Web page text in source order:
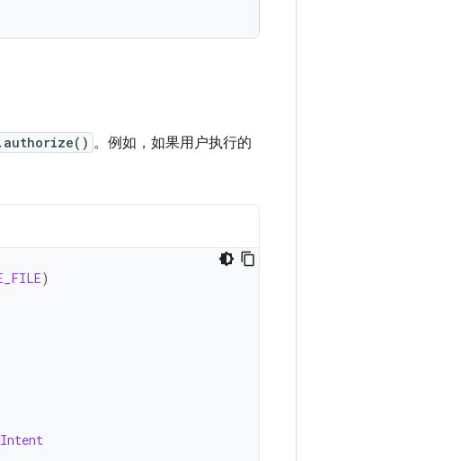
。例如，如果用户执行的
)